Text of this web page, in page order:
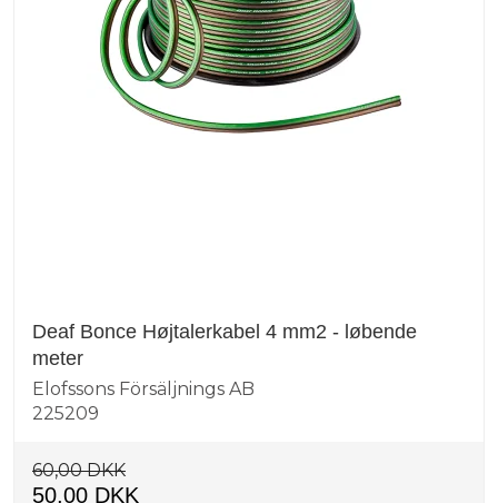
Deaf Bonce Højtalerkabel 4 mm2 - løbende
meter
Elofssons Försäljnings AB
225209
60,00 DKK
50,00 DKK